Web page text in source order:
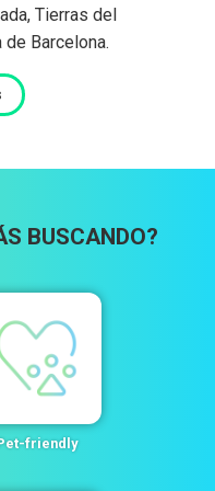
Tierras del
de Barcelona.
BUSCANDO?
friendly